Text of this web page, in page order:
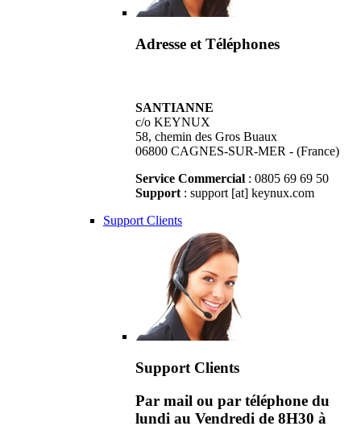
Adresse et Téléphones
SANTIANNE
c/o KEYNUX
58, chemin des Gros Buaux
06800 CAGNES-SUR-MER - (France)
Service Commercial : 0805 69 69 50
Support : support [at] keynux.com
Support Clients
Support Clients
Par mail ou par téléphone du
lundi au Vendredi de 8H30 à